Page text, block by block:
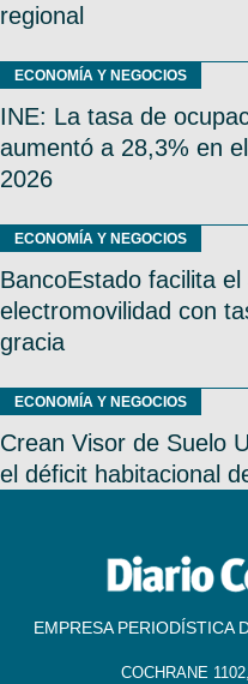
regional
ECONOMÍA Y NEGOCIOS
INE: La tasa de
aumentó a 28,3% en
2026
ECONOMÍA Y NEGOCIOS
BancoEstado facilita
electromovilidad con
gracia
ECONOMÍA Y NEGOCIOS
Crean Visor de Suelo
el déficit habitacional
EMPRESA PERIODÍSTICA
COCHRANE